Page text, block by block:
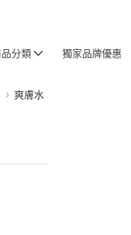
分類 獨家品牌優惠
爽膚水